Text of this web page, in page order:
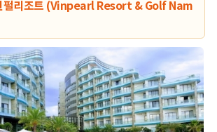
펄리조트 (Vinpearl Resort & Golf Nam